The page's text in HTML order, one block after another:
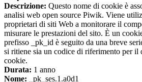
Descrizione: Questo nome di cookie è
analisi web open source Piwik. Viene
proprietari di siti Web a monitorare il
misurare le prestazioni del sito. È un
prefisso _pk_id è seguito da una breve
si ritiene sia un codice di riferimento per il
cookie.
Durata: 1 anno
Nome: _pk_ses.1.a0d1